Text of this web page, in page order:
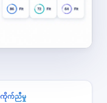
ကိုက်ညီမှု